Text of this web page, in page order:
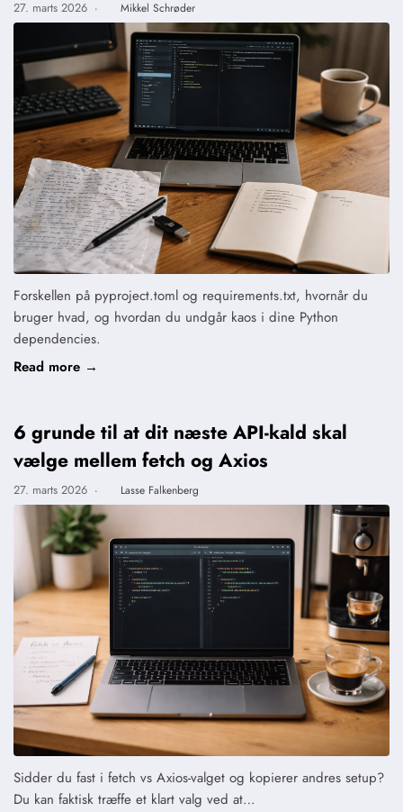
27. marts 2026 · Mikkel Schrøder
Forskellen på pyproject.toml og requirements.txt, hvornår du
bruger hvad, og hvordan du undgår kaos i dine Python
dependencies.
Read more →
6 grunde til at dit næste API-kald skal
vælge mellem fetch og Axios
27. marts 2026 · Lasse Falkenberg
Sidder du fast i fetch vs Axios-valget og kopierer andres setup?
Du kan faktisk træffe et klart valg ved at…